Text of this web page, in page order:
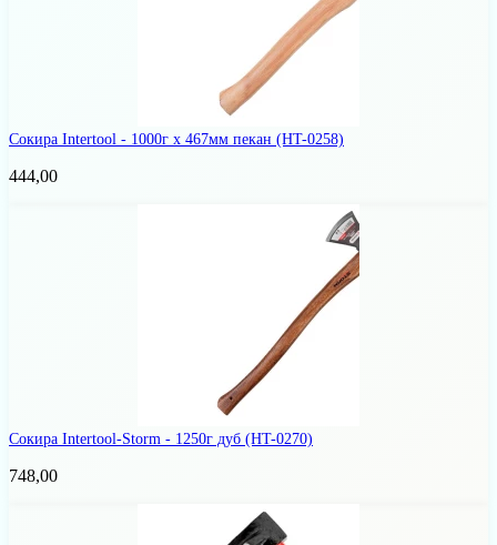
Сокира Intertool - 1000г x 467мм пекан (HT-0258)
444,00
Сокира Intertool-Storm - 1250г дуб (HT-0270)
748,00